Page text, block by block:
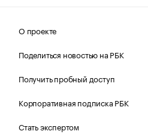
О проекте
Поделиться новостью на РБК
Получить пробный доступ
Корпоративная подписка РБК
Стать экспертом